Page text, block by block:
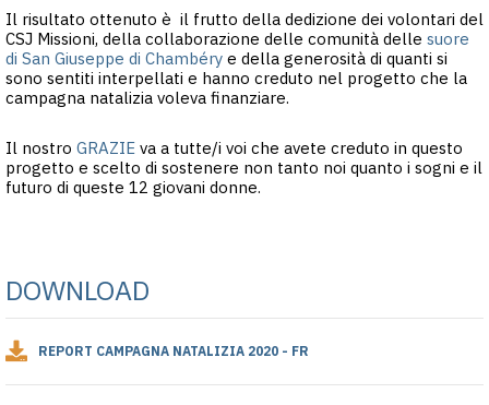
Il risultato ottenuto è il frutto della dedizione dei volontari del
CSJ Missioni, della collaborazione delle comunità delle suore
di San Giuseppe di Chambéry e della generosità di quanti si
sono sentiti interpellati e hanno creduto nel progetto che la
campagna natalizia voleva finanziare.
Il nostro GRAZIE va a tutte/i voi che avete creduto in questo
progetto e scelto di sostenere non tanto noi quanto i sogni e il
futuro di queste 12 giovani donne.
DOWNLOAD
REPORT CAMPAGNA NATALIZIA 2020 - FR